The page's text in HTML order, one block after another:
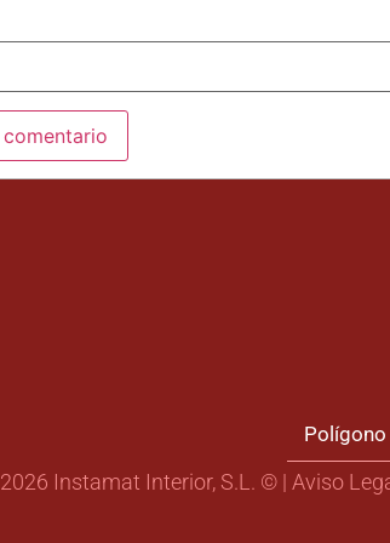
2026 Instamat Interior, S.L. © | Aviso